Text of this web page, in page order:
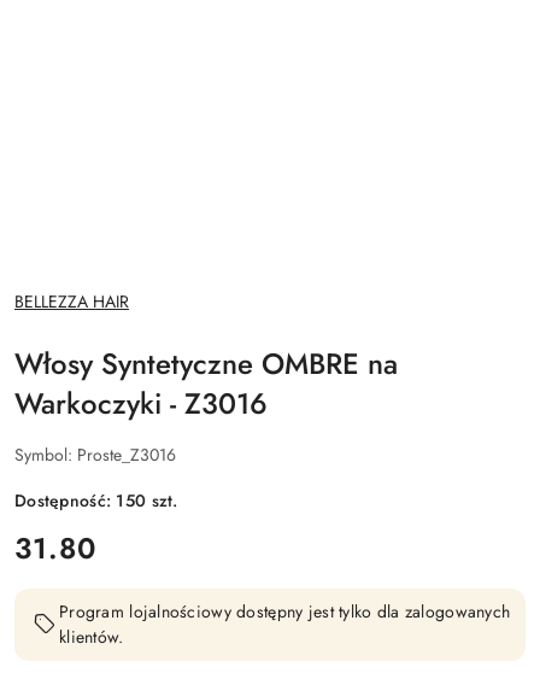
NAZWA
PRODUCENTA:
BELLEZZA HAIR
Włosy Syntetyczne OMBRE na
Warkoczyki - Z3016
Symbol: Proste_Z3016
Dostępność: 150 szt.
cena:
31.80
Program lojalnościowy dostępny jest tylko dla zalogowanych
klientów.